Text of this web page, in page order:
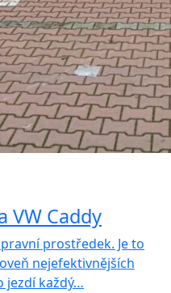
VW Caddy
prostředek. Je to
nejefektivnějších
jezdí každý…